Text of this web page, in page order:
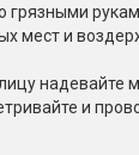
грязными
мест и
надевайте
и